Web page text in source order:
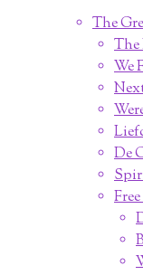
The
The
We
De